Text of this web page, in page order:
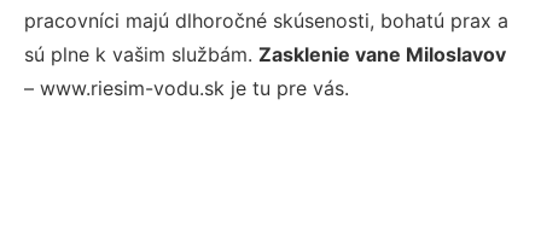
pracovníci majú dlhoročné skúsenosti, bohatú prax a
sú plne k vašim službám. Zasklenie vane Miloslavov
– www.riesim-vodu.sk je tu pre vás.